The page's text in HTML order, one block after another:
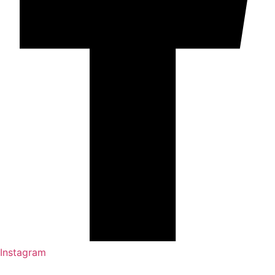
Instagram